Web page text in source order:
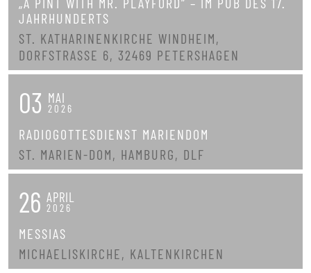
JAHRHUNDERTS
ST. KATHARINENKIRCHE WINDHEIM,
DORFSTRASSE 6, 32469 PETERSHAGEN
03 MAI
2026
RADIOGOTTESDIENST MARIENDOM
ST. MARIEN-DOM, HAMBURG, DLF
26 APRIL
2026
MESSIAS
MICHAELISKIRCHE, KALTENKIRCHEN